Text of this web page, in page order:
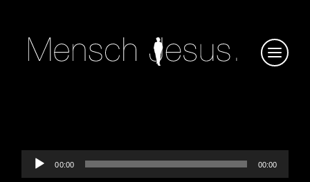
Audio-
Player
00:00 00:00